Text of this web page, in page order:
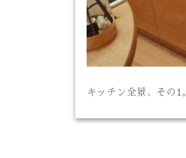
キッチン全景、その1